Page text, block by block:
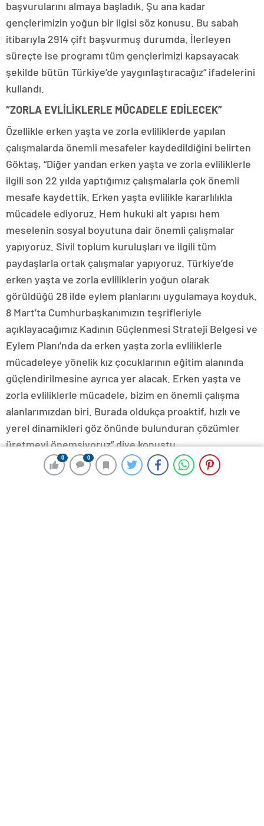
0 0
0 0
başvurularını almaya başladık. Şu ana kadar
gençlerimizin yoğun bir ilgisi söz konusu. Bu sabah
itibarıyla 2914 çift başvurmuş durumda. İlerleyen
süreçte ise programı tüm gençlerimizi kapsayacak
şekilde bütün Türkiye’de yaygınlaştıracağız” ifadelerini
kullandı.
“ZORLA EVLİLİKLERLE MÜCADELE EDİLECEK”
Özellikle erken yaşta ve zorla evliliklerde yapılan
çalışmalarda önemli mesafeler kaydedildiğini belirten
Göktaş, “Diğer yandan erken yaşta ve zorla evliliklerle
ilgili son 22 yılda yaptığımız çalışmalarla çok önemli
mesafe kaydettik. Erken yaşta evlilikle kararlılıkla
mücadele ediyoruz. Hem hukuki alt yapısı hem
meselenin sosyal boyutuna dair önemli çalışmalar
yapıyoruz. Sivil toplum kuruluşları ve ilgili tüm
paydaşlarla ortak çalışmalar yapıyoruz. Türkiye’de
erken yaşta ve zorla evliliklerin yoğun olarak
görüldüğü 28 ilde eylem planlarını uygulamaya koyduk.
8 Mart’ta Cumhurbaşkanımızın teşrifleriyle
açıklayacağımız Kadının Güçlenmesi Strateji Belgesi ve
Eylem Planı’nda da erken yaşta zorla evliliklerle
mücadeleye yönelik kız çocuklarının eğitim alanında
güçlendirilmesine ayrıca yer alacak. Erken yaşta ve
zorla evliliklerle mücadele, bizim en önemli çalışma
alanlarımızdan biri. Burada oldukça proaktif, hızlı ve
yerel dinamikleri göz önünde bulunduran çözümler
üretmeyi önemsiyoruz” diye konuştu.
Çalışmalar Evlilikle Mücadele Önemli Veriler